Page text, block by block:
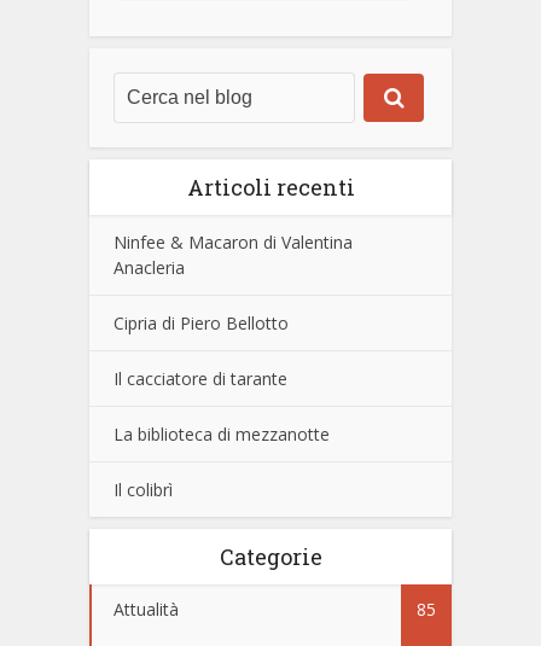
Articoli recenti
Ninfee & Macaron di Valentina
Anacleria
Cipria di Piero Bellotto
Il cacciatore di tarante
La biblioteca di mezzanotte
Il colibrì
Categorie
Attualità 85